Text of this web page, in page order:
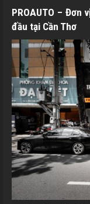
PROAUTO – Đơn
đầu tại Cần Thơ